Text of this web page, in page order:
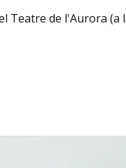
de l'Aurora (a